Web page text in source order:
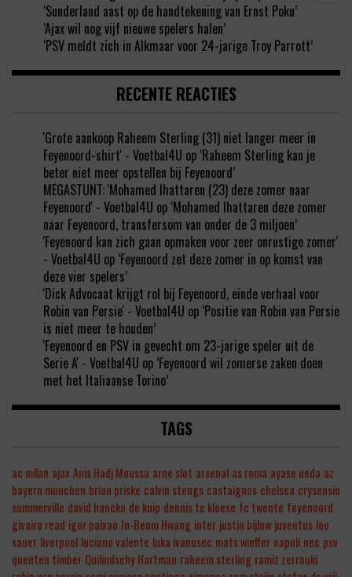
‘Sunderland aast op de handtekening van Ernst Poku’
‘Ajax wil nog vijf nieuwe spelers halen’
‘PSV meldt zich in Alkmaar voor 24-jarige Troy Parrott’
RECENTE REACTIES
'Grote aankoop Raheem Sterling (31) niet langer meer in
Feyenoord-shirt' - Voetbal4U op ‘Raheem Sterling kan je
beter niet meer opstellen bij Feyenoord’
MEGASTUNT: 'Mohamed Ihattaren (23) deze zomer naar
Feyenoord' - Voetbal4U op ‘Mohamed Ihattaren deze zomer
naar Feyenoord, transfersom van onder de 3 miljoen’
'Feyenoord kan zich gaan opmaken voor zeer onrustige zomer'
- Voetbal4U op ‘Feyenoord zet deze zomer in op komst van
deze vier spelers’
'Dick Advocaat krijgt rol bij Feyenoord, einde verhaal voor
Robin van Persie' - Voetbal4U op ‘Positie van Robin van Persie
is niet meer te houden’
'Feyenoord en PSV in gevecht om 23-jarige speler uit de
Serie A' - Voetbal4U op ‘Feyenoord wil zomerse zaken doen
met het Italiaanse Torino’
TAGS
ac milan ajax Anis Hadj Moussa arne slot arsenal as roma ayase ueda az
bayern munchen brian priske calvin stengs castaignos chelsea crysensio
summerville david hancko de kuip dennis te kloese fc twente feyenoord
givairo read igor paixao In-Beom Hwang inter justin bijlow juventus leo
sauer liverpool luciano valente luka ivanusec mats wieffer napoli nec psv
quenten timber Quilindschy Hartman raheem sterling ramiz zerrouki